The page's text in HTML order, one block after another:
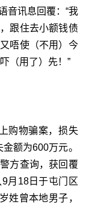
音讯息回覆：“我
跟住去小额钱债
唔使（不用）今
（用了）先！”
购物骗案，损失
额为600万元。
方查询，获回覆
月18日于屯门区
姓曾本地男子，